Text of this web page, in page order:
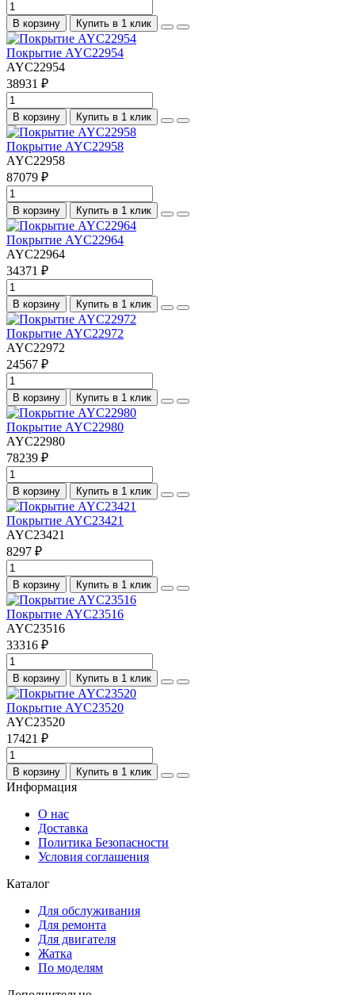
В корзину Купить в 1 клик
Покрытие AYC22954
AYC22954
38931 ₽
В корзину Купить в 1 клик
Покрытие AYC22958
AYC22958
87079 ₽
В корзину Купить в 1 клик
Покрытие AYC22964
AYC22964
34371 ₽
В корзину Купить в 1 клик
Покрытие AYC22972
AYC22972
24567 ₽
В корзину Купить в 1 клик
Покрытие AYC22980
AYC22980
78239 ₽
В корзину Купить в 1 клик
Покрытие AYC23421
AYC23421
8297 ₽
В корзину Купить в 1 клик
Покрытие AYC23516
AYC23516
33316 ₽
В корзину Купить в 1 клик
Покрытие AYC23520
AYC23520
17421 ₽
В корзину Купить в 1 клик
Информация
О нас
Доставка
Политика Безопасности
Условия соглашения
Каталог
Для обслуживания
Для ремонта
Для двигателя
Жатка
По моделям